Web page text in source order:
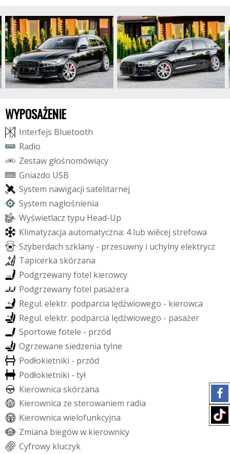
WYPOSAŻENIE
Interfejs Bluetooth
Radio
Zestaw głośnomówiący
Gniazdo USB
System nawigacji satelitarnej
System nagłośnienia
Wyświetlacz typu Head-Up
Klimatyzacja automatyczna: 4 lub wiêcej strefowa
Szyberdach szklany - przesuwny i uchylnyelektrycz
Tapicerka skórzana
Podgrzewanyfotel kierowcy
Podgrzewanyfotel pasażera
Regul. elektr. podparcia lędźwiowego - kierowca
Regul. elektr. podparcia lędźwiowego - pasażer
Sportowe fotele - przód
Ogrzewane siedzenia tylne
Podłokietniki - przód
Podłokietniki - tył
Kierownica skórzana
Kierownica ze sterowaniem radia
Kierownica wielofunkcyjna
Zmiana biegóww kierownicy
Cyfrowy kluczyk